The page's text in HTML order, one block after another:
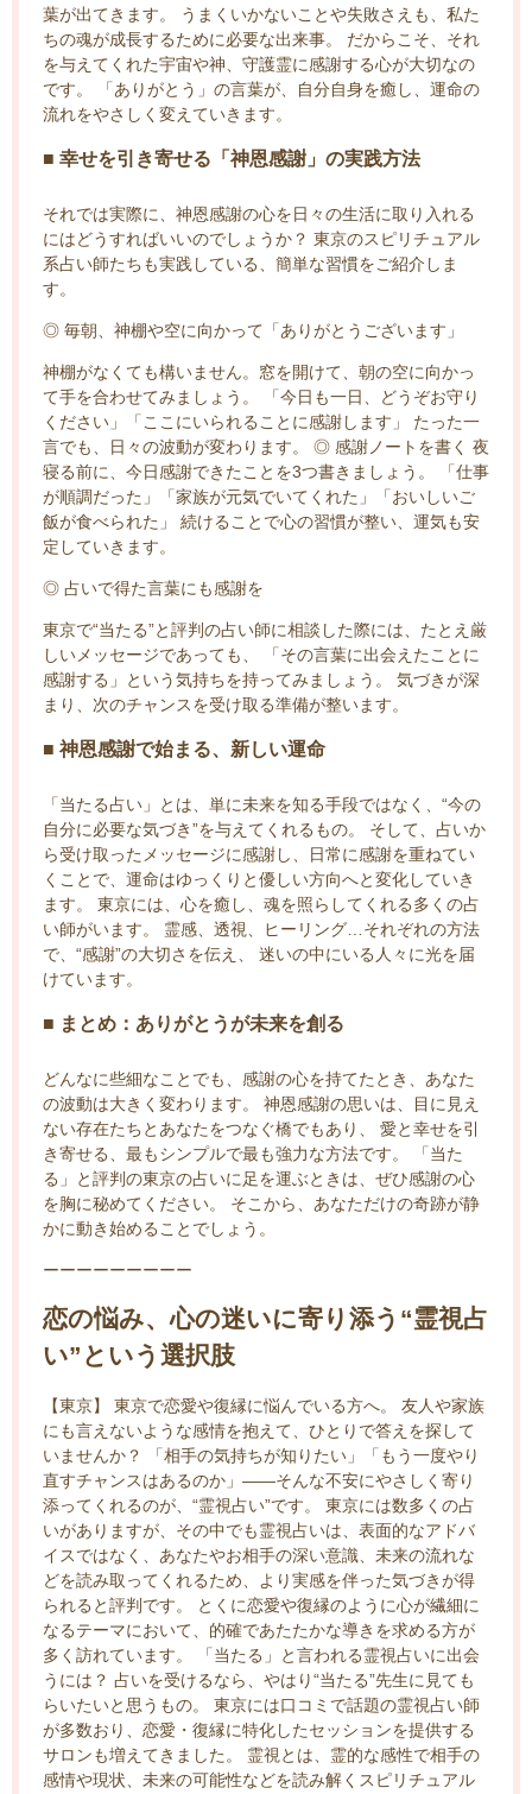
葉が出てきます。 うまくいかないことや失敗さえも、私た
ちの魂が成長するために必要な出来事。 だからこそ、それ
を与えてくれた宇宙や神、守護霊に感謝する心が大切なの
です。 「ありがとう」の言葉が、自分自身を癒し、運命の
流れをやさしく変えていきます。
■ 幸せを引き寄せる「神恩感謝」の実践方法
それでは実際に、神恩感謝の心を日々の生活に取り入れる
にはどうすればいいのでしょうか？ 東京のスピリチュアル
系占い師たちも実践している、簡単な習慣をご紹介しま
す。
◎ 毎朝、神棚や空に向かって「ありがとうございます」
神棚がなくても構いません。窓を開けて、朝の空に向かっ
て手を合わせてみましょう。 「今日も一日、どうぞお守り
ください」「ここにいられることに感謝します」 たった一
言でも、日々の波動が変わります。 ◎ 感謝ノートを書く 夜
寝る前に、今日感謝できたことを3つ書きましょう。 「仕事
が順調だった」「家族が元気でいてくれた」「おいしいご
飯が食べられた」 続けることで心の習慣が整い、運気も安
定していきます。
◎ 占いで得た言葉にも感謝を
東京で“当たる”と評判の占い師に相談した際には、たとえ厳
しいメッセージであっても、 「その言葉に出会えたことに
感謝する」という気持ちを持ってみましょう。 気づきが深
まり、次のチャンスを受け取る準備が整います。
■ 神恩感謝で始まる、新しい運命
「当たる占い」とは、単に未来を知る手段ではなく、“今の
自分に必要な気づき”を与えてくれるもの。 そして、占いか
ら受け取ったメッセージに感謝し、日常に感謝を重ねてい
くことで、運命はゆっくりと優しい方向へと変化していき
ます。 東京には、心を癒し、魂を照らしてくれる多くの占
い師がいます。 霊感、透視、ヒーリング…それぞれの方法
で、“感謝”の大切さを伝え、 迷いの中にいる人々に光を届
けています。
■ まとめ：ありがとうが未来を創る
どんなに些細なことでも、感謝の心を持てたとき、あなた
の波動は大きく変わります。 神恩感謝の思いは、目に見え
ない存在たちとあなたをつなぐ橋でもあり、 愛と幸せを引
き寄せる、最もシンプルで最も強力な方法です。 「当た
る」と評判の東京の占いに足を運ぶときは、ぜひ感謝の心
を胸に秘めてください。 そこから、あなただけの奇跡が静
かに動き始めることでしょう。
ーーーーーーーーー
恋の悩み、心の迷いに寄り添う“霊視占
い”という選択肢
【東京】 東京で恋愛や復縁に悩んでいる方へ。 友人や家族
にも言えないような感情を抱えて、ひとりで答えを探して
いませんか？ 「相手の気持ちが知りたい」「もう一度やり
直すチャンスはあるのか」――そんな不安にやさしく寄り
添ってくれるのが、“霊視占い”です。 東京には数多くの占
いがありますが、その中でも霊視占いは、表面的なアドバ
イスではなく、あなたやお相手の深い意識、未来の流れな
どを読み取ってくれるため、より実感を伴った気づきが得
られると評判です。 とくに恋愛や復縁のように心が繊細に
なるテーマにおいて、的確であたたかな導きを求める方が
多く訪れています。 「当たる」と言われる霊視占いに出会
うには？ 占いを受けるなら、やはり“当たる”先生に見ても
らいたいと思うもの。 東京には口コミで話題の霊視占い師
が多数おり、恋愛・復縁に特化したセッションを提供する
サロンも増えてきました。 霊視とは、霊的な感性で相手の
感情や現状、未来の可能性などを読み解くスピリチュアル